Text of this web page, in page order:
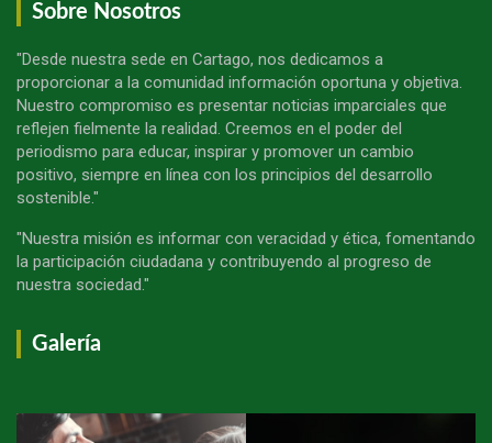
Sobre Nosotros
"Desde nuestra sede en Cartago, nos dedicamos a
proporcionar a la comunidad información oportuna y objetiva.
Nuestro compromiso es presentar noticias imparciales que
reflejen fielmente la realidad. Creemos en el poder del
periodismo para educar, inspirar y promover un cambio
positivo, siempre en línea con los principios del desarrollo
sostenible."
"Nuestra misión es informar con veracidad y ética, fomentando
la participación ciudadana y contribuyendo al progreso de
nuestra sociedad."
Galería